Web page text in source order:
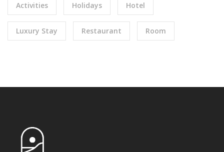
Activities Holidays Hotel
Luxury Stay Restaurant Room